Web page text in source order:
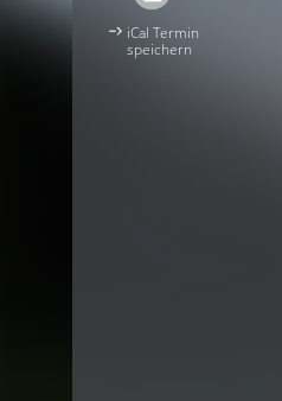
iCal Termin
speichern